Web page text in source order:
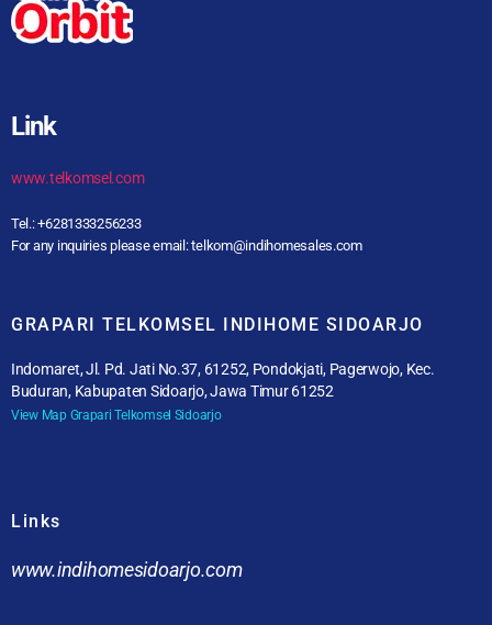
Link
www.telkomsel.com
Tel.: +6281333256233
For any inquiries please email: telkom@indihomesales.com
GRAPARI TELKOMSEL INDIHOME SIDOARJO
Indomaret, Jl. Pd. Jati No.37, 61252, Pondokjati, Pagerwojo, Kec.
Buduran, Kabupaten Sidoarjo, Jawa Timur 61252
View Map Grapari Telkomsel Sidoarjo
Links
www.indihomesidoarjo.com